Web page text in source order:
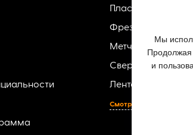
Пластины
Фрезы
Метчики
Сверла
Ленточные пилы
Смотреть все
Мы
Продолжая
и